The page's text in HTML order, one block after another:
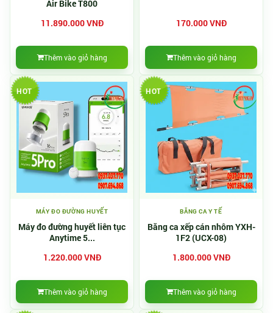
Air Bike T800
11.890.000 VNĐ
Thêm vào giỏ hàng
170.000 VNĐ
Thêm vào giỏ hàng
HOT
MÁY ĐO ĐƯỜNG HUYẾT
Máy đo đường huyết liên tục
Anytime 5...
1.220.000 VNĐ
Thêm vào giỏ hàng
HOT
BĂNG CA Y TẾ
Băng ca xếp cán nhôm YXH-
1F2 (UCX-08)
1.800.000 VNĐ
Thêm vào giỏ hàng